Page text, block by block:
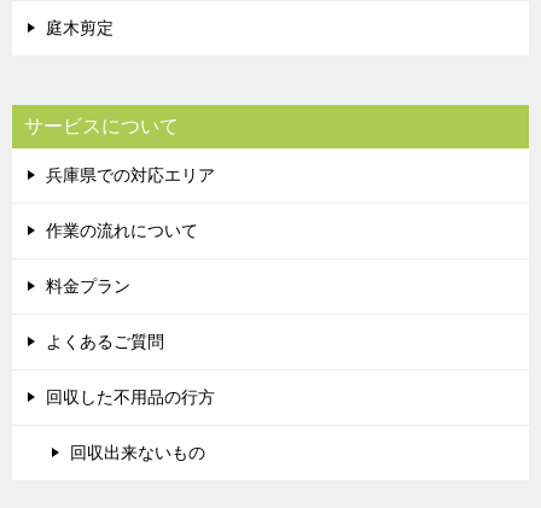
庭木剪定
サービスについて
兵庫県での対応エリア
作業の流れについて
料金プラン
よくあるご質問
回収した不用品の行方
回収出来ないもの